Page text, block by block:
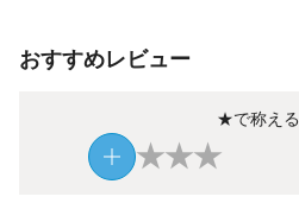
おすすめレビュー
★で称える
★★★